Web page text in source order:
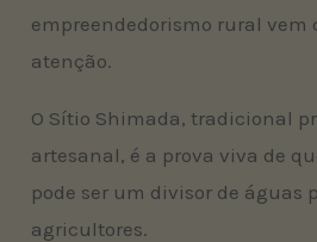
empreendedorismo rural vem
atenção.
O Sítio Shimada, tradicional
artesanal, é a prova viva de
pode ser um divisor de águas
agricultores.